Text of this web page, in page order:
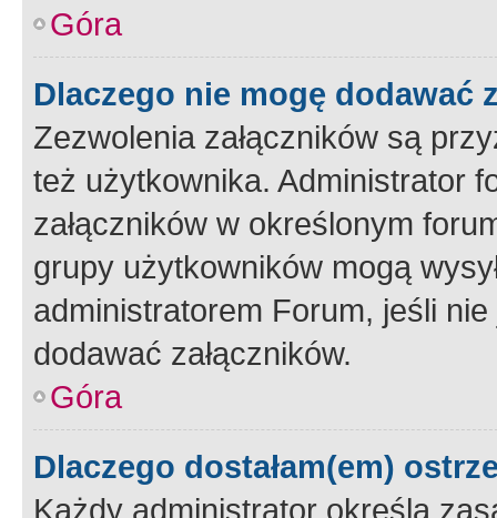
Góra
Dlaczego nie mogę dodawać
Zezwolenia załączników są
też użytkownika. Administrator
załączników w określonym
grupy użytkowników mogą
administratorem Forum, jeśli
dodawać załączników.
Góra
Dlaczego dostałam(em)
Każdy administrator określa